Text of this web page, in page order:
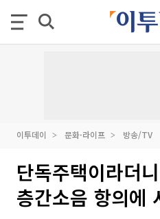
이투데이 문화·라이프 방송/TV
단독주택이라더
층간소음 항의에